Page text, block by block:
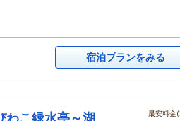
宿泊プランをみる
最安料金